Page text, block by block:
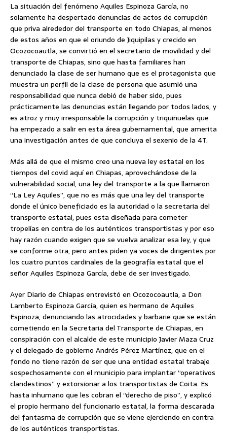
La situación del fenómeno Aquiles Espinoza García, no
solamente ha despertado denuncias de actos de corrupción
que priva alrededor del transporte en todo Chiapas, al menos
de estos años en que el oriundo de Jiquipilas y crecido en
Ocozocoautla, se convirtió en el secretario de movilidad y del
transporte de Chiapas, sino que hasta familiares han
denunciado la clase de ser humano que es el protagonista que
muestra un perfil de la clase de persona que asumió una
responsabilidad que nunca debió de haber sido, pues
prácticamente las denuncias están llegando por todos lados, y
es atroz y muy irresponsable la corrupción y triquiñuelas que
ha empezado a salir en esta área gubernamental, que amerita
una investigación antes de que concluya el sexenio de la 4T.
Más allá de que el mismo creo una nueva ley estatal en los
tiempos del covid aquí en Chiapas, aprovechándose de la
vulnerabilidad social, una ley del transporte a la que llamaron
“La Ley Aquiles”, que no es más que una ley del transporte
donde el único beneficiado es la autoridad o la secretaria del
transporte estatal, pues esta diseñada para cometer
tropelías en contra de los auténticos transportistas y por eso
hay razón cuando exigen que se vuelva analizar esa ley, y que
se conforme otra, pero antes piden ya voces de dirigentes por
los cuatro puntos cardinales de la geografía estatal que el
señor Aquiles Espinoza García, debe de ser investigado.
Ayer Diario de Chiapas entrevistó en Ocozocoautla, a Don
Lamberto Espinoza García, quien es hermano de Aquiles
Espinoza, denunciando las atrocidades y barbarie que se están
cometiendo en la Secretaria del Transporte de Chiapas, en
conspiración con el alcalde de este municipio Javier Maza Cruz
y el delegado de gobierno Andrés Pérez Martínez, que en el
fondo no tiene razón de ser que una entidad estatal trabaje
sospechosamente con el municipio para implantar “operativos
clandestinos” y extorsionar a los transportistas de Coita. Es
hasta inhumano que les cobran el “derecho de piso”, y explicó
el propio hermano del funcionario estatal, la forma descarada
del fantasma de corrupción que se viene ejerciendo en contra
de los auténticos transportistas.